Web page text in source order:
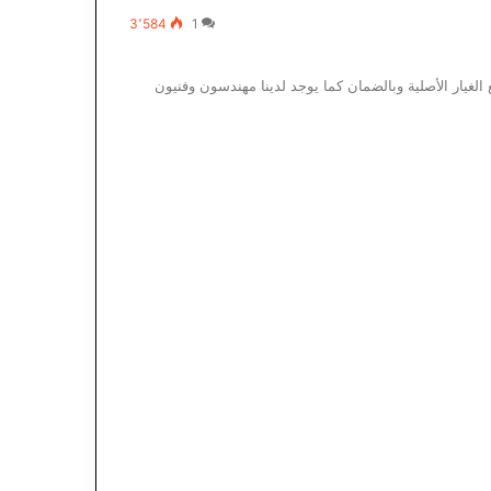
1 3٬584
الأصلية وبالضمان كما يوجد لدينا مهندسون وفنيون